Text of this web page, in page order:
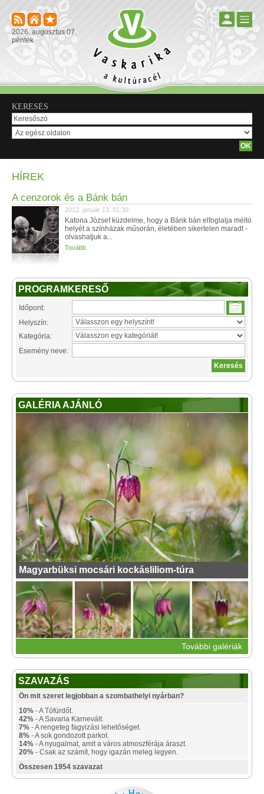
2026. augusztus 07.
péntek
KERESÉS
HÍREK
A cenzorok és a Bánk bán
2012. január 13. 01:30
Katona József küzdelme, hogy a Bánk bán elfoglalja méltó
helyét a színházak műsorán, életében sikertelen maradt -
olvashatjuk a...
Tovább
PROGRAMKERESŐ
Időpont:
Helyszín:
Kategória:
Esemény neve:
GALÉRIA AJÁNLÓ
Magyarbüksi mocsári kockásliliom-túra
További galériák
SZAVAZÁS
Ön mit szeret legjobban a szombathelyi nyárban?
10% - A Tófürdőt.
42% - A Savaria Karnevált.
7% - A rengeteg fagyizási lehetőséget.
8% - A sok gondozott parkot.
14% - A nyugalmat, amit a város atmoszférája áraszt.
20% - Csak az számít, hogy igazán meleg legyen.
Összesen 1954 szavazat